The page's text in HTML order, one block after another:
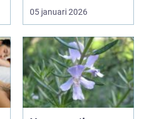
Smärta, ...
05 januari 2026